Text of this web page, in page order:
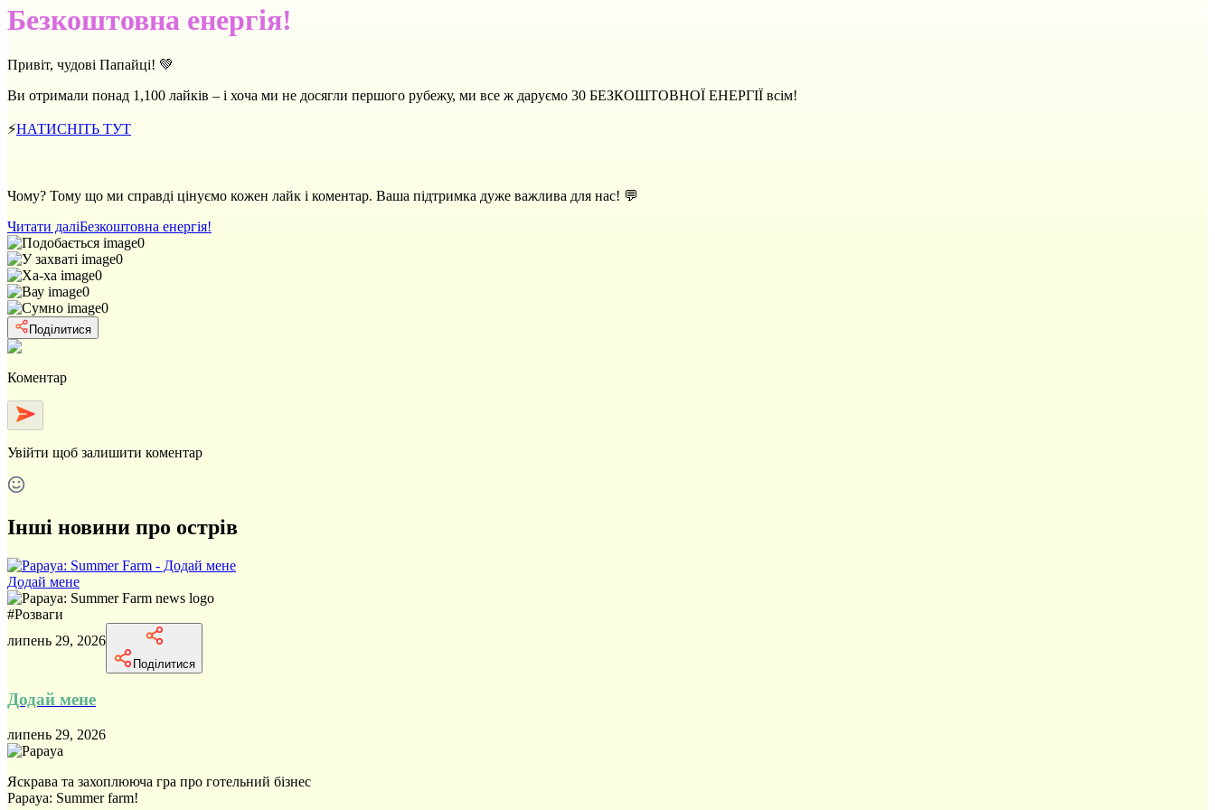
Безкоштовна енергія!
Привіт, чудові Папайці! 💚
Ви отримали понад 1,100 лайків – і хоча ми не досягли першого рубежу, ми все ж даруємо 30 БЕЗКОШТОВНОЇ ЕНЕРГІЇ всім!
⚡НАТИСНІТЬ ТУТ
Чому? Тому що ми справді цінуємо кожен лайк і коментар. Ваша підтримка дуже важлива для нас! 💬
Читати даліБезкоштовна енергія!
0
0
0
0
0
Поділитися
Коментар
Увійти щоб залишити коментар
Інші новини про острів
Додай мене
#Розваги
липень 29, 2026
Поділитися
Додай мене
липень 29, 2026
Яскрава та захоплююча гра про готельний бізнес
Papaya: Summer farm!